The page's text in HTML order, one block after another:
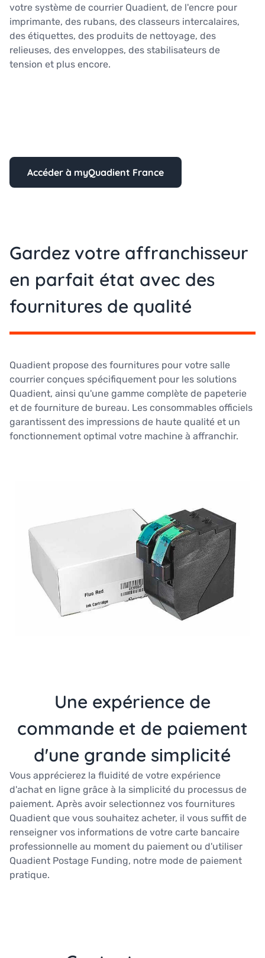
votre système de courrier Quadient, de l'encre pour
imprimante, des rubans, des classeurs intercalaires,
des étiquettes, des produits de nettoyage, des
relieuses, des enveloppes, des stabilisateurs de
tension et plus encore.
Accéder à myQuadient France
Gardez votre affranchisseur
en parfait état avec des
fournitures de qualité
Quadient propose des fournitures pour votre salle
courrier conçues spécifiquement pour les solutions
Quadient, ainsi qu'une gamme complète de papeterie
et de fourniture de bureau. Les consommables officiels
garantissent des impressions de haute qualité et un
fonctionnement optimal votre machine à affranchir.
Une expérience de
commande et de paiement
d'une grande simplicité
Vous apprécierez la fluidité de votre expérience
d'achat en ligne grâce à la simplicité du processus de
paiement. Après avoir selectionnez vos fournitures
Quadient que vous souhaitez acheter, il vous suffit de
renseigner vos informations de votre carte bancaire
professionnelle au moment du paiement ou d'utiliser
Quadient Postage Funding, notre mode de paiement
pratique.